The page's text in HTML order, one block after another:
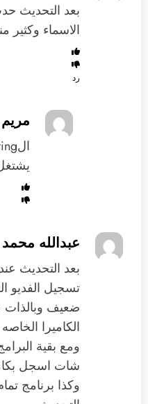
بعد التحديث
الاسماء وكثير
رد
مريم
عبدالله محمد
بعد التحديث
تسجيل الفديو
ضعيف وبالذات
الكاميرا
ومع بقية
شات اسجل
وكذا برنامج